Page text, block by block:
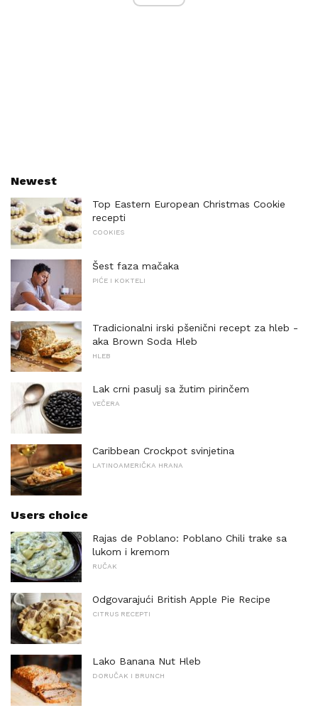
Newest
Top Eastern European Christmas Cookie
recepti
COOKIES
Šest faza mačaka
PIĆE I KOKTELI
Tradicionalni irski pšenični recept za hleb -
aka Brown Soda Hleb
HLEB
Lak crni pasulj sa žutim pirinčem
VEČERA
Caribbean Crockpot svinjetina
LATINOAMERIČKA HRANA
Users choice
Rajas de Poblano: Poblano Chili trake sa
lukom i kremom
RUČAK
Odgovarajući British Apple Pie Recipe
CITRUS RECEPTI
Lako Banana Nut Hleb
DORUČAK I BRUNCH